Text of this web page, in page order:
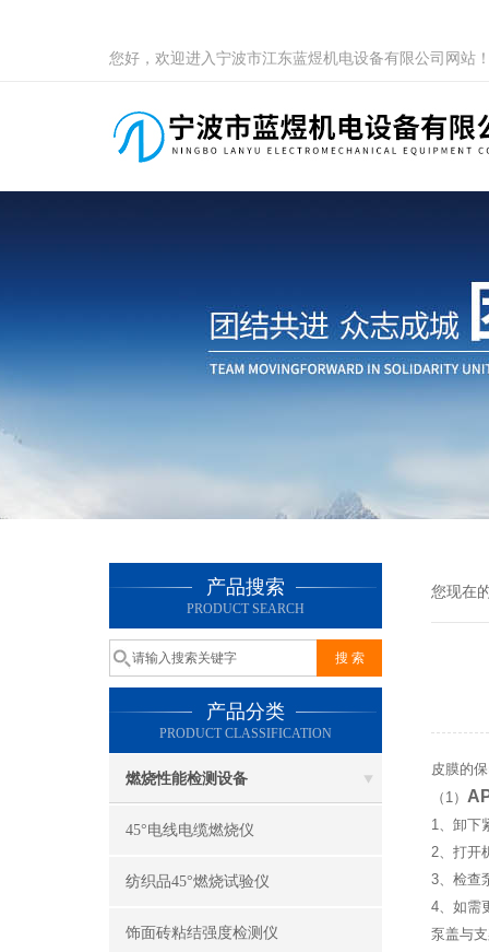
您好，欢迎进入宁波市江东蓝煜机电设备有限公司网站
产品搜索
PRODUCT SEARCH
产品分类
PRODUCT CLASSIFICATION
燃烧性能检测设备
45°电线电缆燃烧仪
纺织品45°燃烧试验仪
饰面砖粘结强度检测仪
您现在
皮膜的
（1）
1、卸下
2、打开
3、检查
4、如需
泵盖与